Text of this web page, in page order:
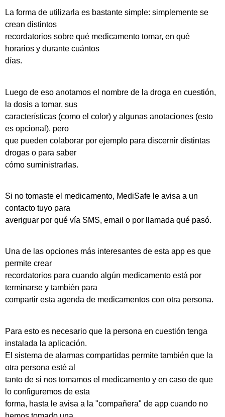
La forma de utilizarla es bastante simple: simplemente se
crean distintos
recordatorios sobre qué medicamento tomar, en qué
horarios y durante cuántos
días.
Luego de eso anotamos el nombre de la droga en cuestión,
la dosis a tomar, sus
características (como el color) y algunas anotaciones (esto
es opcional), pero
que pueden colaborar por ejemplo para discernir distintas
drogas o para saber
cómo suministrarlas.
Si no tomaste el medicamento, MediSafe le avisa a un
contacto tuyo para
averiguar por qué vía SMS, email o por llamada qué pasó.
Una de las opciones más interesantes de esta app es que
permite crear
recordatorios para cuando algún medicamento está por
terminarse y también para
compartir esta agenda de medicamentos con otra persona.
Para esto es necesario que la persona en cuestión tenga
instalada la aplicación.
El sistema de alarmas compartidas permite también que la
otra persona esté al
tanto de si nos tomamos el medicamento y en caso de que
lo configuremos de esta
forma, hasta le avisa a la "compañera" de app cuando no